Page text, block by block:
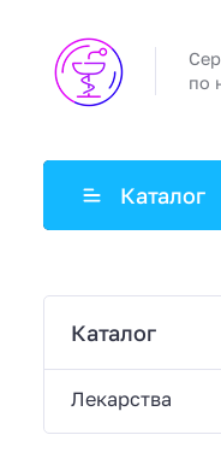
по
Каталог
Каталог
Лекарства